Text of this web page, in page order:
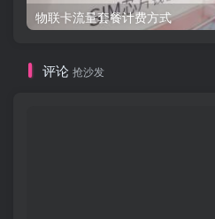
物联卡流量套餐计费方式
评论 抢沙发